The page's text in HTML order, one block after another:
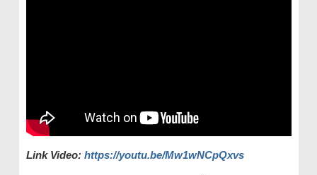
Link Video: https://youtu.be/Mw1wNCpQxvs